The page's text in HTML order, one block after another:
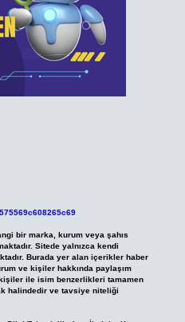
bir marka, kurum veya şahıs
Sitede yalnızca kendi
Burada yer alan içerikler haber
ve kişiler hakkında paylaşım
ile isim benzerlikleri tamamen
halindedir ve tavsiye niteliği